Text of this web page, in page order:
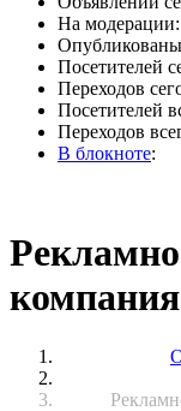
На модерации:
Посетителей
Переходов
Посетителей
Переходов
В блокноте: